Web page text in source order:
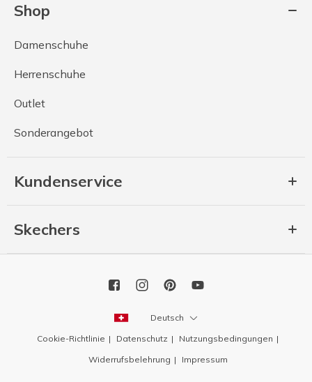
Shop
Damenschuhe
Herrenschuhe
Outlet
Sonderangebot
Kundenservice
Skechers
Deutsch
Cookie-Richtlinie Datenschutz
Nutzungsbedingungen
Widerrufsbelehrung
Impressum